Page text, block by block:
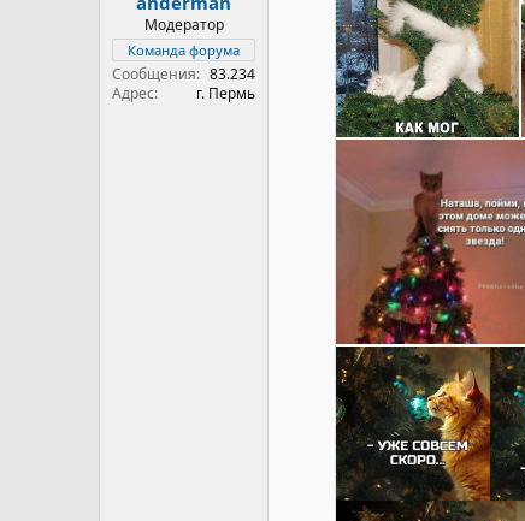
Модератор
Команда форума
Сообщения
83.234
Адрес
г. Пермь